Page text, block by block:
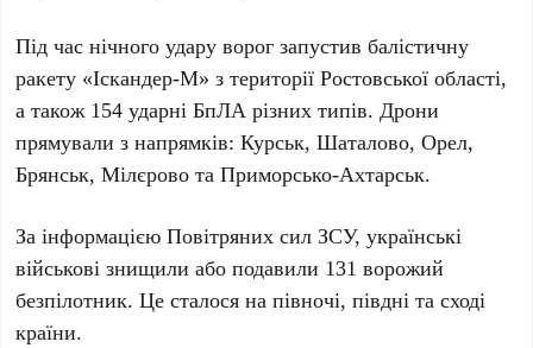
Під час нічного удару ворог запустив балістичну
ракету «Іскандер-М» з територіїРостовської області,
а також 154 ударні БпЛА різних типів. Дрони
прямували з напрямків:Курськ,Шаталово,Орел,
Брянськ,Мілєрово таПриморсько-Ахтарськ.
За інформацієюПовітряних сил ЗСУ, українські
військові знищили або подавили 131 ворожий
безпілотник. Це сталося на півночі, півдні та сході
країни.